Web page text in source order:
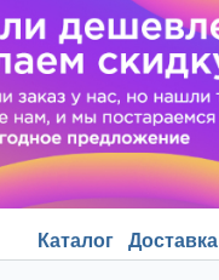
Каталог Доставка